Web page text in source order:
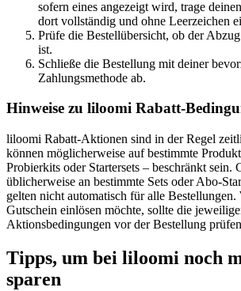
sofern eines angezeigt wird, trage
dort vollständig und ohne Leerzeichen
Prüfe die Bestellübersicht, ob der
ist.
Schließe die Bestellung mit deiner
Zahlungsmethode ab.
Hinweise zu liloomi Rabatt-
liloomi Rabatt-Aktionen sind in der Regel
können möglicherweise auf bestimmte
Probierkits oder Startersets – beschränkt sein.
üblicherweise an bestimmte Sets oder Abo-
gelten nicht automatisch für alle
Gutschein einlösen möchte, sollte die
Aktionsbedingungen vor der Bestellung
Tipps, um bei liloomi noch
sparen